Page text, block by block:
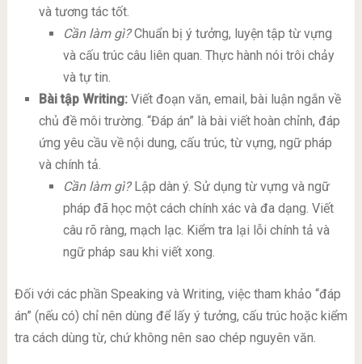
và tương tác tốt.
Cần làm gì?Chuẩn bị ý tưởng, luyện tập từ vựng
và cấu trúc câu liên quan. Thực hành nói trôi chảy
và tự tin.
Bài tập Writing:Viết đoạn văn, email, bài luận ngắn về
chủ đề môi trường. “Đáp án” là bài viết hoàn chỉnh, đáp
ứng yêu cầu về nội dung, cấu trúc, từ vựng, ngữ pháp
và chính tả.
Cần làm gì?Lập dàn ý. Sử dụng từ vựng và ngữ
pháp đã học một cách chính xác và đa dạng. Viết
câu rõ ràng, mạch lạc. Kiểm tra lại lỗi chính tả và
ngữ pháp sau khi viết xong.
Đối với các phần Speaking và Writing, việc tham khảo “đáp
án” (nếu có) chỉ nên dùng để lấy ý tưởng, cấu trúc hoặc kiểm
tra cách dùng từ, chứ không nên sao chép nguyên văn.